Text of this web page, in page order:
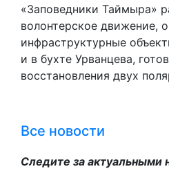
«Заповедники Таймыра»
волонтерское движение,
инфраструктурные
и в бухте Урванцева,
восстановления двух
Все новости
Следите за актуальными